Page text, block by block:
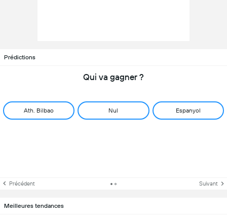
Prédictions
Qui va gagner ?
Ath. Bilbao Nul Espanyol
Précédent Suivant
Meilleures tendances